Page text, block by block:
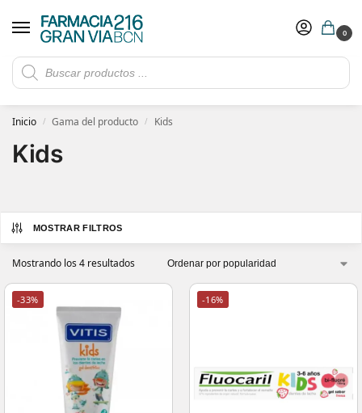
0
Rebajas de verano hasta -30%
​ 5€ de descuento con el cupón 5GRANVIA (compras superiores a 150€)
Inicio / Gama del producto / Kids
Kids
MOSTRAR FILTROS
Mostrando los 4 resultados
-33% -16%